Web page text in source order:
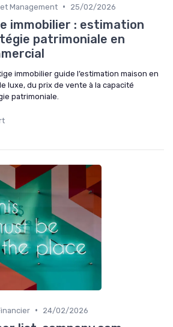
Management • 25/02/2026
immobilier : estimation
patrimoniale en
immobilier guide l’estimation maison en
luxe, du prix de vente à la capacité
patrimoniale.
• 24/02/2026